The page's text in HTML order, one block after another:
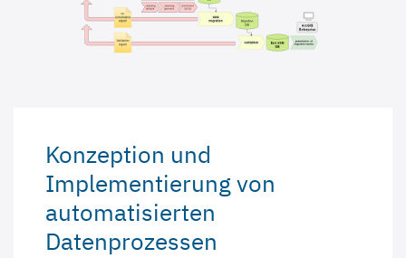
Konzeption und
Implementierung von
automatisierten
Datenprozessen